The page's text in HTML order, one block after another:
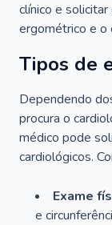
clínico e
ergométrico e o
Tipos de
Dependendo
procura o
médico pode
cardiológicos.
Exame
e